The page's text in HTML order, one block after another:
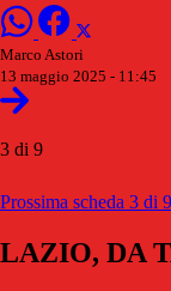
Marco Astori
13 maggio 2025 - 11:45
3 di 9
Prossima scheda 3 di 9
LAZIO, DA